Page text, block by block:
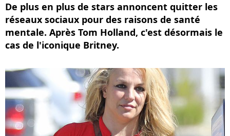
De plus en plus de stars annoncent quitter les
réseaux sociaux pour des raisons de santé
mentale. Après Tom Holland, c'est désormais le
cas de l'iconique Britney.